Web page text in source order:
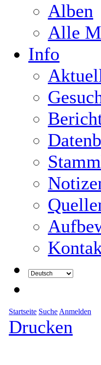
Alben
Alle
Info
Startseite Suche Anmelden
Drucken